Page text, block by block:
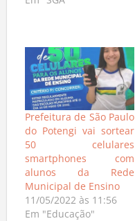
Prefeitura de São Paulo
do Potengi vai sortear
50 celulares
smartphones com
alunos da Rede
Municipal de Ensino
11/05/2022 às 11:56
Em "Educação"